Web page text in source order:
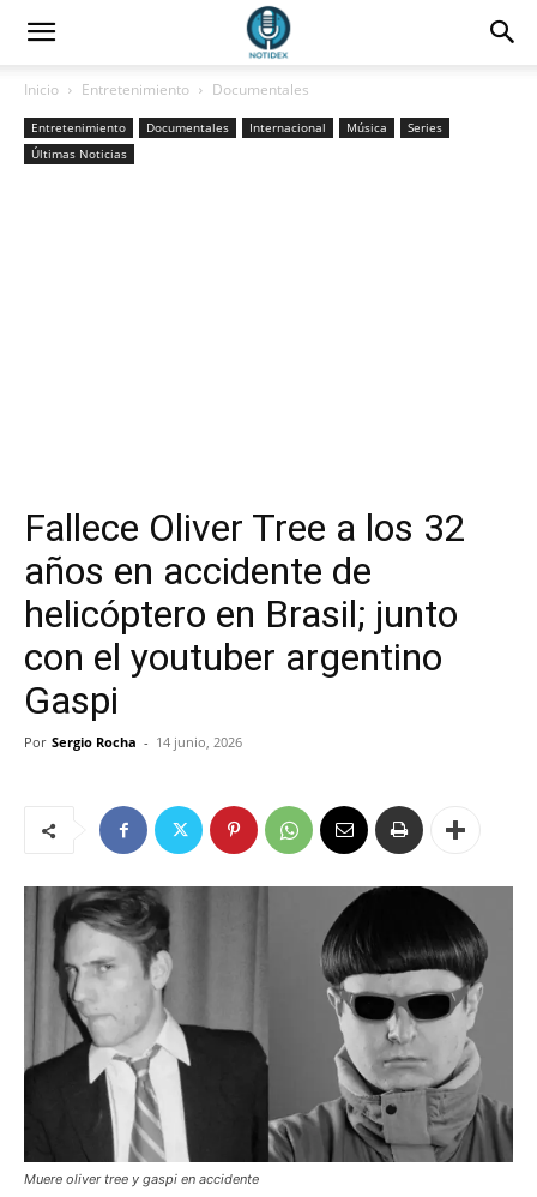
Inicio Entretenimiento Documentales
Entretenimiento Documentales Internacional Música
Series
Últimas Noticias
Fallece Oliver Tree a los 32
años en accidente de
helicóptero en Brasil; junto
con el youtuber argentino
Gaspi
Por Sergio Rocha - 14 junio, 2026
Muere oliver tree y gaspi en accidente